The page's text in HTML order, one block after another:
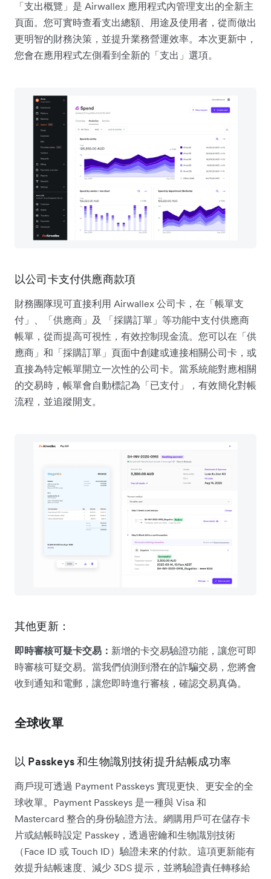
「支出概覽」是 Airwallex 應用程式內管理支出的全新主
頁面。您可實時查看支出總額、用途及使用者，從而做出
更明智的財務決策，並提升業務營運效率。本次更新中，
您會在應用程式左側看到全新的「支出」選項。
以公司卡支付供應商款項
財務團隊現可直接利用 Airwallex 公司卡，在「帳單支
付」、「供應商」及 「採購訂單」等功能中支付供應商
帳單，從而提高可視性，有效控制現金流。您可以在「供
應商」和「採購訂單」頁面中創建或連接相關公司卡，或
直接為特定帳單開立一次性的公司卡。當系統能對應相關
的交易時，帳單會自動標記為「已支付」，有效簡化對帳
流程，並追蹤開支。
其他更新：
即時審核可疑卡交易： 新增的卡交易驗證功能，讓您可即
時審核可疑交易。當我們偵測到潛在的詐騙交易，您將會
收到通知和電郵，讓您即時進行審核，確認交易真偽。
全球收單
以 Passkeys 和生物識別技術提升結帳成功率
商戶現可透過 Payment Passkeys 實現更快、更安全的全
球收單。Payment Passkeys 是一種與 Visa 和
Mastercard 整合的身份驗證方法。網購用戶可在儲存卡
片或結帳時設定 Passkey，透過密鑰和生物識別技術
（Face ID 或 Touch ID）驗證未來的付款。這項更新能有
效提升結帳速度、減少 3DS 提示，並將驗證責任轉移給